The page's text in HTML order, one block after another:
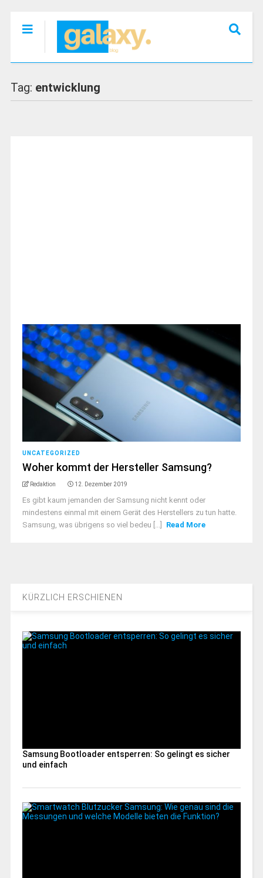
Tag: entwicklung
UNCATEGORIZED
Woher kommt der Hersteller Samsung?
Redaktion 12. Dezember 2019
Es gibt kaum jemanden der Samsung nicht kennt oder
mindestens einmal mit einem Gerät des Herstellers zu tun hatte.
Samsung, was übrigens so viel bedeu [...]
Read More
KÜRZLICH ERSCHIENEN
Samsung Bootloader entsperren: So gelingt es sicher
und einfach